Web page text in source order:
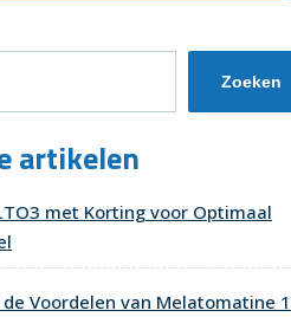
Zoeken
artikelen
met Korting voor Optimaal
Voordelen van Melatomatine 1